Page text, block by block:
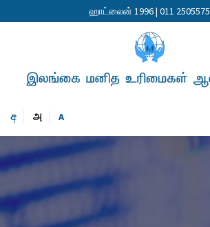
ஹாட்லைன் 1996 | 011 2505575
අ அ A